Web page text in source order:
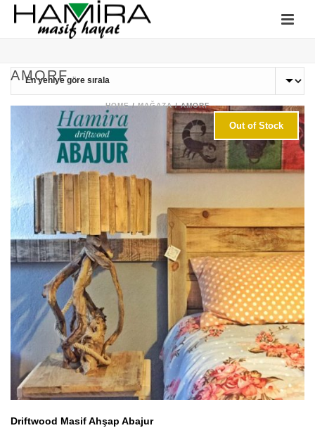
AMORF
HOME/MAĞAZA/AMORF
Driftwood Masif Ahşap Abajur
Out of Stock